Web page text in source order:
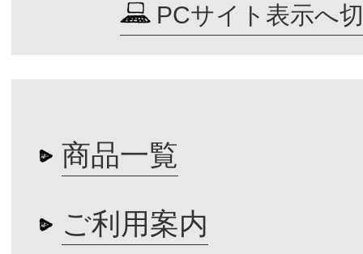
PCサイト表示へ
商品一覧
ご利用案内